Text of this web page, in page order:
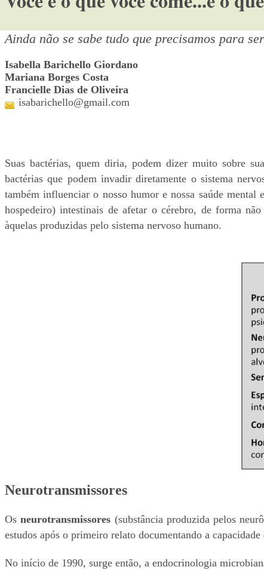
Ainda não se sabe tudo que precisamos para
Isabella Barichello Giordano
Mariana Borges Costa
Francielle Dias de Oliveira
isabarichello@gmail.com
Suas bactérias, quem diria, podem dizer muito sobre
bactérias que podem invadir diretamente o sistema
também influenciar o nosso humor e nossa saúde
hospedeiro) intestinais de afetar o cérebro, de forma
àquelas produzidas pelo sistema nervoso humano.
Neurotransmissores
Osneurotransmissores (substância produzida pelos
estudos após o primeiro relato documentando a
No início de 1990, surge então, a endocrinologia